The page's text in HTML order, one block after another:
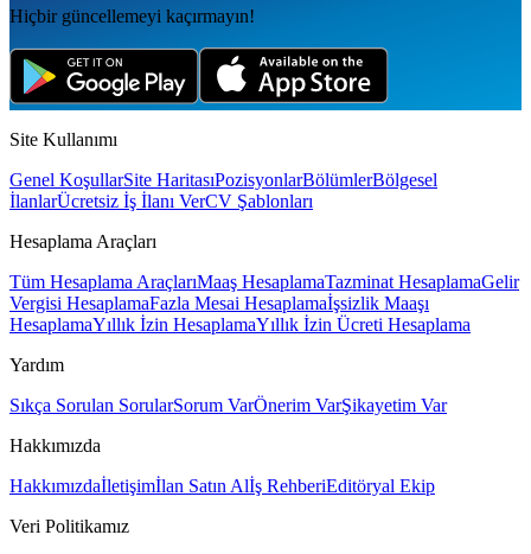
Hiçbir güncellemeyi kaçırmayın!
Site Kullanımı
Genel KoşullarSite HaritasıPozisyonlarBölümlerBölgesel
İlanlarÜcretsiz İş İlanı VerCV Şablonları
Hesaplama Araçları
Tüm Hesaplama AraçlarıMaaş HesaplamaTazminat HesaplamaGelir
Vergisi HesaplamaFazla Mesai Hesaplamaİşsizlik Maaşı
HesaplamaYıllık İzin HesaplamaYıllık İzin Ücreti Hesaplama
Yardım
Sıkça Sorulan SorularSorum VarÖnerim VarŞikayetim Var
Hakkımızda
Hakkımızdaİletişimİlan Satın Alİş RehberiEditöryal Ekip
Veri Politikamız